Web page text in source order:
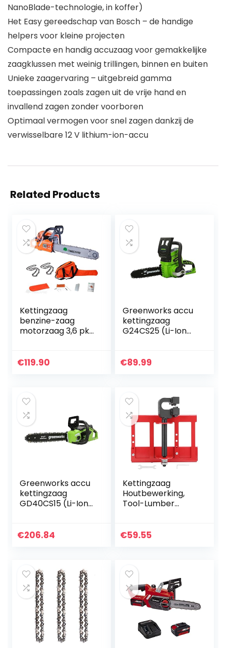
NanoBlade-technologie, in koffer)
Het Easy gereedschap van Bosch – de handige
helpers voor kleine projecten
Compacte en handig accuzaag voor gemakkelijke
zaagklussen met weinig trillingen, binnen en buiten
Unieke zaagervaring – uitgebreid gamma
toepassingen zoals zagen uit de vrije hand en
invallend zagen zonder voorboren
Optimaal vermogen voor snel zagen dankzij de
verwisselbare 12 V lithium-ion-accu
Related Products
Kettingzaag
benzine-zaag
motorzaag 3,6 pk
2 kettingen
€119.90
Greenworks accu
kettingzaag
G24CS25 (Li-Ion
25cm
zonder accu…
€89.99
Greenworks accu
kettingzaag
GD40CS15 (Li-Ion
35cm
krachtige…
€206.84
Kettingzaag
Houtbewerking,
Tool-Lumber
Timber Chainsaw
€59.55